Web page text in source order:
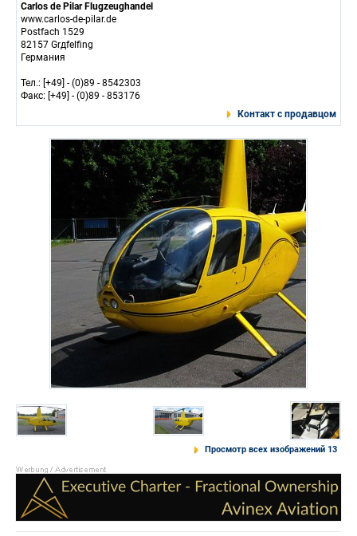
Carlos de Pilar Flugzeughandel
www.carlos-de-pilar.de
Postfach 1529
82157 Grдfelfing
Германия
Тел.: [+49] - (0)89 - 8542303
Факс: [+49] - (0)89 - 853176
Контакт с продавцом
Просмотр всех изображений 13